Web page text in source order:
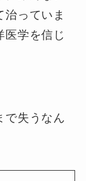
治っていま
医学を信じ
で失うなん